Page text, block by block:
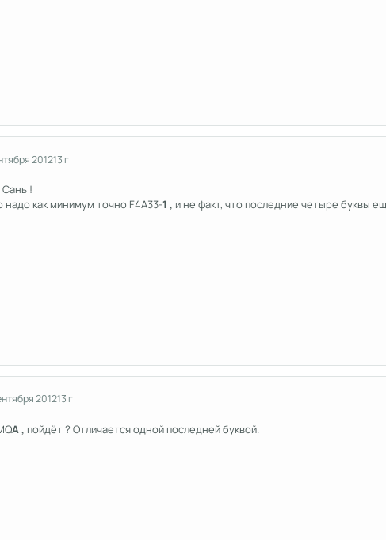
201213 г
Сань !
надо как минимум точно F4A33-1 , и не факт, что последние четыре буквы
201213 г
A , пойдёт ? Отличается одной последней буквой.